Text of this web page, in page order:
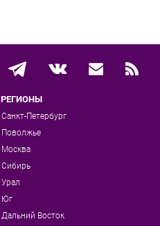
РЕГИОНЫ
Санкт-Петербург
Поволжье
Москва
Сибирь
Урал
Юг
Дальний Восток